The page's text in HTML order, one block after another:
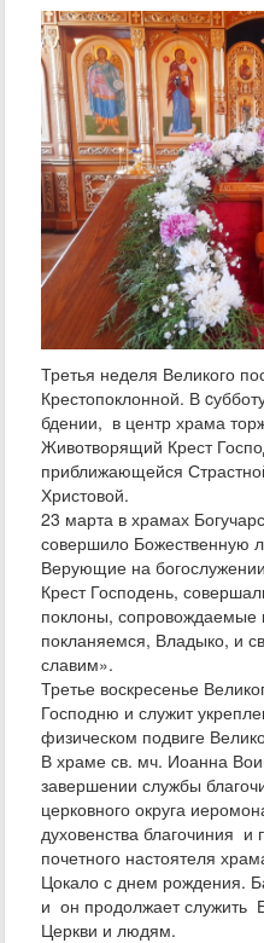
Третья неделя Великого
Крестопоклонной. В
бдении, в центр храма
Животворящий Крест
приближающейся
Христовой.
23 марта в храмах
совершило Божественную
Верующие на
Крест Господень,
поклоны, сопровождаемые
покланяемся, Владыко, и
славим».
Третье воскресенье
Господню и служит
физическом подвиге
В храме св. мч. Иоанна
завершении службы
церковного округа
духовенства благочиния и
почетного настоятеля
Цокало с днем рождения.
и он продолжает служить
Церкви и людям.